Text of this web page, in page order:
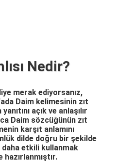
Nedir?
merak ediyorsanız,
Daim kelimesinin zıt
açık ve anlaşılır
Daim sözcüğünün zıt
karşıt anlamını
dilde doğru bir şekilde
etkili kullanmak